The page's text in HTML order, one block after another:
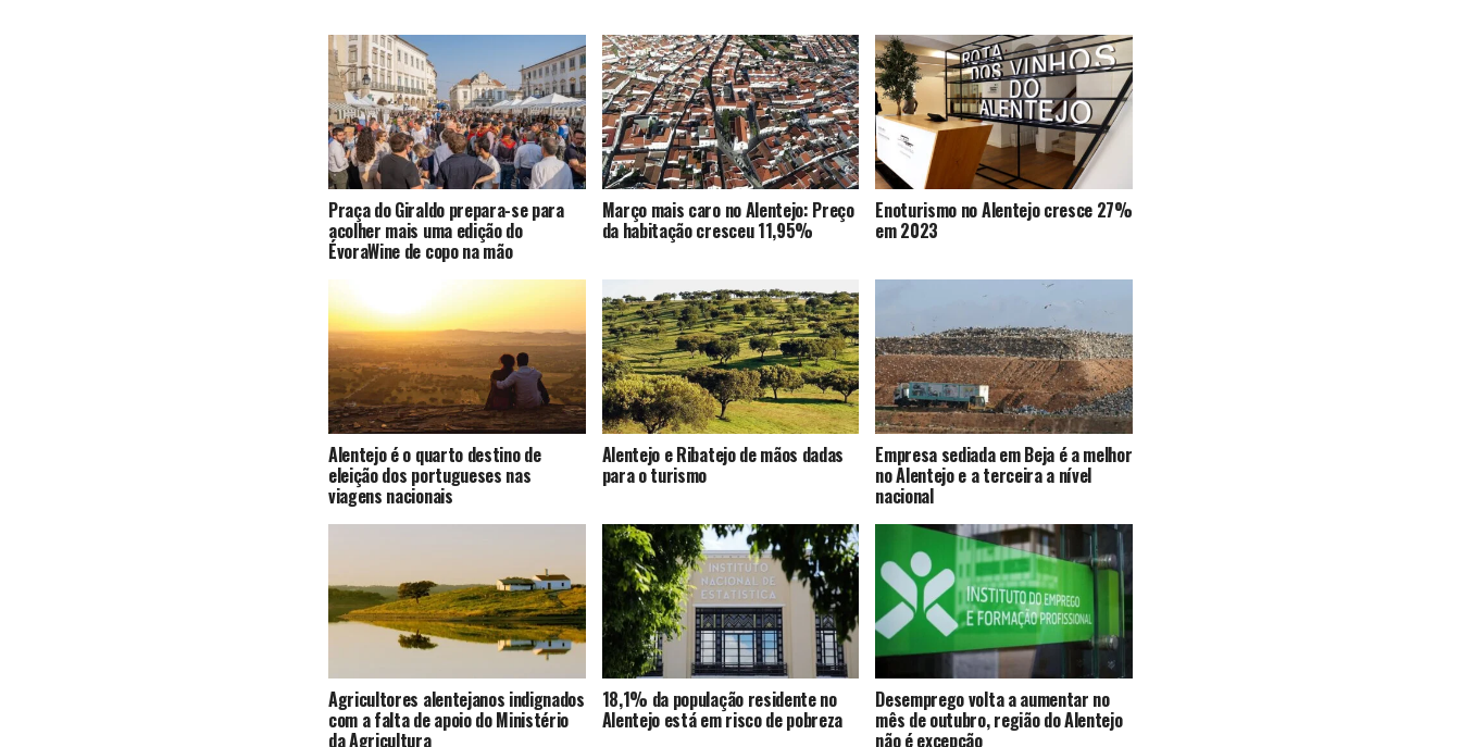
Praça do Giraldo prepara-se para
acolher mais uma edição do
ÉvoraWine de copo na mão
Março mais caro no Alentejo: Preço
da habitação cresceu 11,95%
Enoturismo no Alentejo cresce 27%
em 2023
Alentejo é o quarto destino de
eleição dos portugueses nas
viagens nacionais
Alentejo e Ribatejo de mãos dadas
para o turismo
Empresa sediada em Beja é a melhor
no Alentejo e a terceira a nível
nacional
Agricultores alentejanos indignados
com a falta de apoio do Ministério
da Agricultura
18,1% da população residente no
Alentejo está em risco de pobreza
Desemprego volta a aumentar no
mês de outubro, região do Alentejo
não é excepção